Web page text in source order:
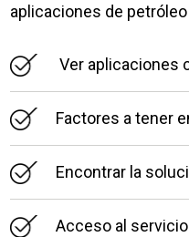
aplicaciones de petróleo
Ver aplicaciones
Factores a tener
Encontrar la
Acceso al